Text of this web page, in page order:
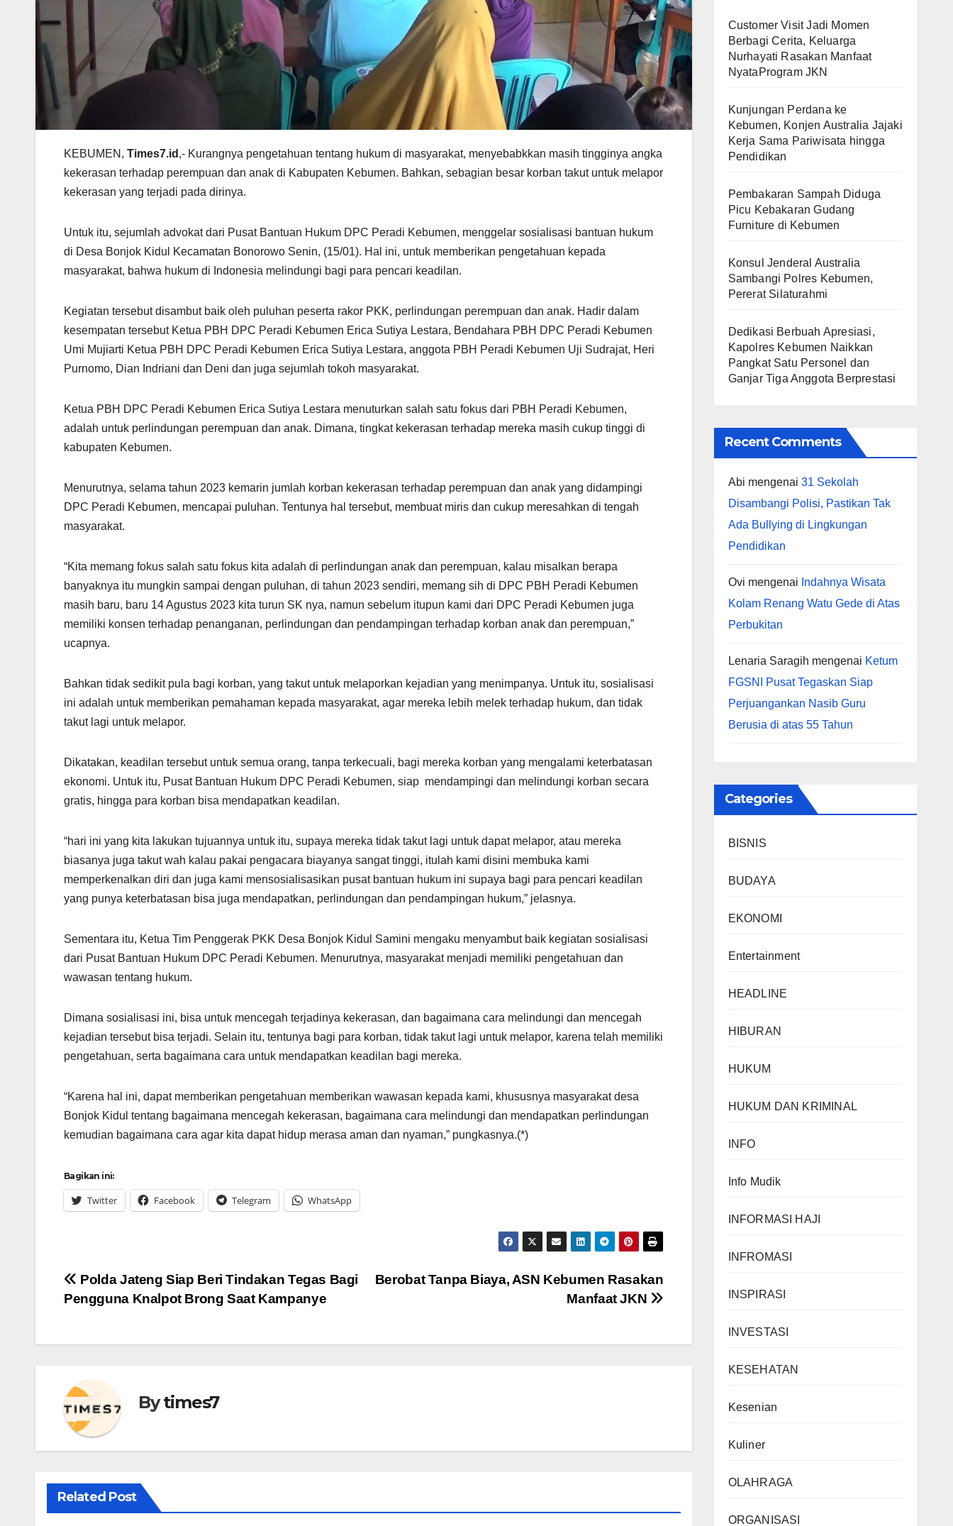
KEBUMEN, Times7.id ,- Kurangnya pengetahuan tentang hukum di masyarakat, menyebabkkan masih tingginya angka
kekerasan terhadap perempuan dan anak di Kabupaten Kebumen. Bahkan, sebagian besar korban takut untuk melapor
kekerasan yang terjadi pada dirinya.
Untuk itu, sejumlah advokat dari Pusat Bantuan Hukum DPC Peradi Kebumen, menggelar sosialisasi bantuan hukum
di Desa Bonjok Kidul Kecamatan Bonorowo Senin, (15/01). Hal ini, untuk memberikan pengetahuan kepada
masyarakat, bahwa hukum di Indonesia melindungi bagi para pencari keadilan.
Kegiatan tersebut disambut baik oleh puluhan peserta rakor PKK, perlindungan perempuan dan anak. Hadir dalam
kesempatan tersebut Ketua PBH DPC Peradi Kebumen Erica Sutiya Lestara, Bendahara PBH DPC Peradi Kebumen
Umi Mujiarti Ketua PBH DPC Peradi Kebumen Erica Sutiya Lestara, anggota PBH Peradi Kebumen Uji Sudrajat, Heri
Purnomo, Dian Indriani dan Deni dan juga sejumlah tokoh masyarakat.
Ketua PBH DPC Peradi Kebumen Erica Sutiya Lestara menuturkan salah satu fokus dari PBH Peradi Kebumen,
adalah untuk perlindungan perempuan dan anak. Dimana, tingkat kekerasan terhadap mereka masih cukup tinggi di
kabupaten Kebumen.
Menurutnya, selama tahun 2023 kemarin jumlah korban kekerasan terhadap perempuan dan anak yang didampingi
DPC Peradi Kebumen, mencapai puluhan. Tentunya hal tersebut, membuat miris dan cukup meresahkan di tengah
masyarakat.
“Kita memang fokus salah satu fokus kita adalah di perlindungan anak dan perempuan, kalau misalkan berapa
banyaknya itu mungkin sampai dengan puluhan, di tahun 2023 sendiri, memang sih di DPC PBH Peradi Kebumen
masih baru, baru 14 Agustus 2023 kita turun SK nya, namun sebelum itupun kami dari DPC Peradi Kebumen juga
memiliki konsen terhadap penanganan, perlindungan dan pendampingan terhadap korban anak dan perempuan,”
ucapnya.
Bahkan tidak sedikit pula bagi korban, yang takut untuk melaporkan kejadian yang menimpanya. Untuk itu, sosialisasi
ini adalah untuk memberikan pemahaman kepada masyarakat, agar mereka lebih melek terhadap hukum, dan tidak
takut lagi untuk melapor.
Dikatakan, keadilan tersebut untuk semua orang, tanpa terkecuali, bagi mereka korban yang mengalami keterbatasan
ekonomi. Untuk itu, Pusat Bantuan Hukum DPC Peradi Kebumen, siap mendampingi dan melindungi korban secara
gratis, hingga para korban bisa mendapatkan keadilan.
“hari ini yang kita lakukan tujuannya untuk itu, supaya mereka tidak takut lagi untuk dapat melapor, atau mereka
biasanya juga takut wah kalau pakai pengacara biayanya sangat tinggi, itulah kami disini membuka kami
memperkenalkan diri dan juga kami mensosialisasikan pusat bantuan hukum ini supaya bagi para pencari keadilan
yang punya keterbatasan bisa juga mendapatkan, perlindungan dan pendampingan hukum,” jelasnya.
Sementara itu, Ketua Tim Penggerak PKK Desa Bonjok Kidul Samini mengaku menyambut baik kegiatan sosialisasi
dari Pusat Bantuan Hukum DPC Peradi Kebumen. Menurutnya, masyarakat menjadi memiliki pengetahuan dan
wawasan tentang hukum.
Dimana sosialisasi ini, bisa untuk mencegah terjadinya kekerasan, dan bagaimana cara melindungi dan mencegah
kejadian tersebut bisa terjadi. Selain itu, tentunya bagi para korban, tidak takut lagi untuk melapor, karena telah memiliki
pengetahuan, serta bagaimana cara untuk mendapatkan keadilan bagi mereka.
“Karena hal ini, dapat memberikan pengetahuan memberikan wawasan kepada kami, khususnya masyarakat desa
Bonjok Kidul tentang bagaimana mencegah kekerasan, bagaimana cara melindungi dan mendapatkan perlindungan
kemudian bagaimana cara agar kita dapat hidup merasa aman dan nyaman,” pungkasnya.(*)
Bagikan ini:
Twitter Facebook Telegram WhatsApp
Navigasi
pos
Berobat Tanpa Biaya, ASN Kebumen Rasakan
Manfaat JKN
Polda Jateng Siap Beri Tindakan Tegas Bagi
Pengguna Knalpot Brong Saat Kampanye
Bytimes7
Related Post
Customer Visit Jadi Momen
Berbagi Cerita, Keluarga
Nurhayati Rasakan Manfaat
NyataProgram JKN
Kunjungan Perdana ke
Kebumen, Konjen Australia Jajaki
Kerja Sama Pariwisata hingga
Pendidikan
Pembakaran Sampah Diduga
Picu Kebakaran Gudang
Furniture di Kebumen
Konsul Jenderal Australia
Sambangi Polres Kebumen,
Pererat Silaturahmi
Dedikasi Berbuah Apresiasi,
Kapolres Kebumen Naikkan
Pangkat Satu Personel dan
Ganjar Tiga Anggota Berprestasi
Recent Comments
Abi mengenai 31 Sekolah
Disambangi Polisi, Pastikan Tak
Ada Bullying di Lingkungan
Pendidikan
Ovi mengenai Indahnya Wisata
Kolam Renang Watu Gede di Atas
Perbukitan
Lenaria Saragih mengenai Ketum
FGSNI Pusat Tegaskan Siap
Perjuangankan Nasib Guru
Berusia di atas 55 Tahun
Categories
BISNIS
BUDAYA
EKONOMI
Entertainment
HEADLINE
HIBURAN
HUKUM
HUKUM DAN KRIMINAL
INFO
Info Mudik
INFORMASI HAJI
INFROMASI
INSPIRASI
INVESTASI
KESEHATAN
Kesenian
Kuliner
OLAHRAGA
ORGANISASI